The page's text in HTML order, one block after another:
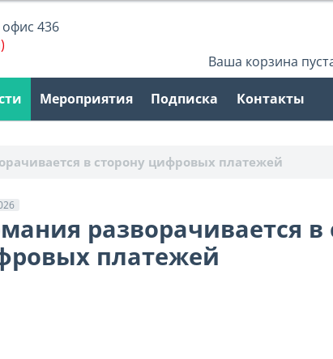
436
Ваша корзина
Мероприятия Подписка Контакты
в сторону цифровых платежей
разворачивается в
платежей